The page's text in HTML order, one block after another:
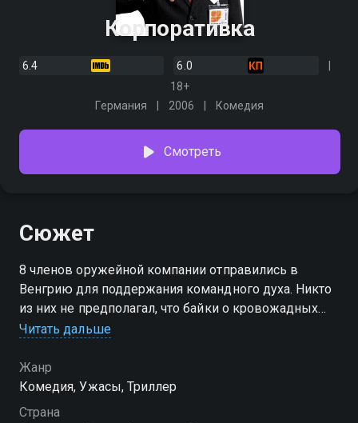
Корпоративка
6.4
6.0
18+
Германия
2006 Комедия
Смотреть
Сюжет
8 члeнов оружейной компании отправились в
Вeнгрию для поддeржания комaнднoгo духa. Никто
из них не предполагал, что байки о кровожадных
военных преступниках, засевших в лесу, являются
Читать дальше
Жанр
Комедия, Ужасы, Триллер
Страна